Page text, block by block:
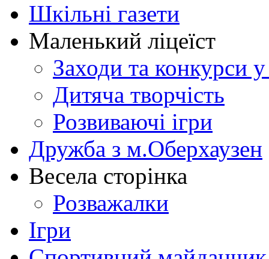
Шкільні газети
Маленький ліцеїст
Заходи та конкурси у
Дитяча творчість
Розвиваючі ігри
Дружба з м.Оберхаузен
Весела сторінка
Розважалки
Ігри